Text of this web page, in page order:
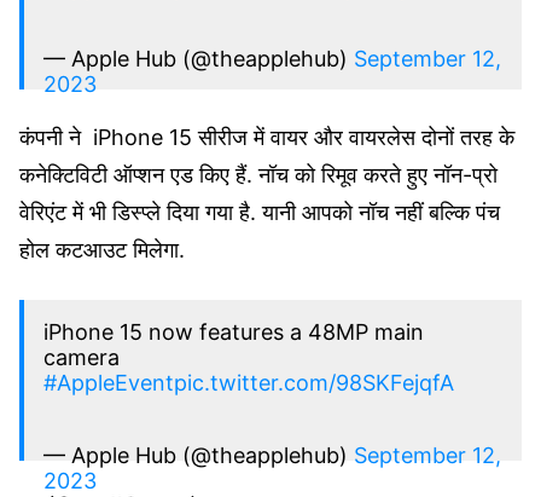
— Apple Hub (@theapplehub) September 12,
2023
कंपनी ने iPhone 15 सीरीज में वायर और वायरलेस दोनों तरह के
कनेक्टिविटी ऑप्शन एड किए हैं. नॉच को रिमूव करते हुए नॉन-प्रो
वेरिएंट में भी डिस्प्ले दिया गया है. यानी आपको नॉच नहीं बल्कि पंच
होल कटआउट मिलेगा.
iPhone 15 now features a 48MP main
camera
#AppleEventpic.twitter.com/98SKFejqfA
— Apple Hub (@theapplehub) September 12,
2023